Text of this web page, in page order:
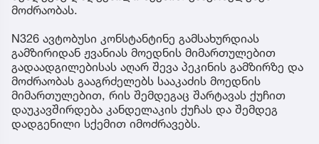
მოძრაობას.
N326 ავტობუსი კონსტანტინე გამსახურდიას
გამზირიდან ჟვანიას მოედნის მიმართულებით
გადაადგილებისას აღარ შევა პეკინის გამზირზე და
მოძრაობას გააგრძელებს სააკაძის მოედნის
მიმართულებით, რის შემდეგაც შარტავას ქუჩით
დაუკავშირდება კანდელაკის ქუჩას და შემდეგ
დადგენილი სქემით იმოძრავებს.